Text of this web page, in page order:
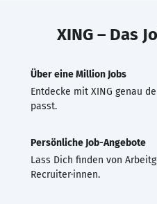
XING – Das
Über eine Million Jobs
Entdecke mit XING genau
passt.
Persönliche Job-Angebote
Lass Dich finden von
Recruiter·innen.